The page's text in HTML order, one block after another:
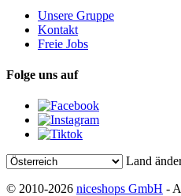
Unsere Gruppe
Kontakt
Freie Jobs
Folge uns auf
Land
© 2010-2026 niceshops GmbH -